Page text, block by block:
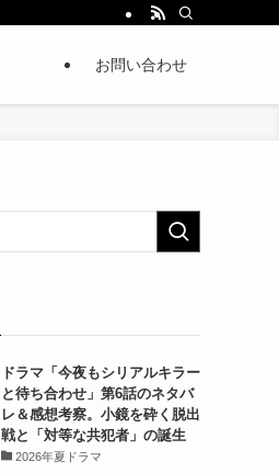
お問い合わせ
ドラマ「今夜もシリアルキラー
と待ち合わせ」第6話のネタバ
レ＆感想考察。小鏡を砕く脱出
戦と「対等な共犯者」の誕生
2026年夏ドラマ